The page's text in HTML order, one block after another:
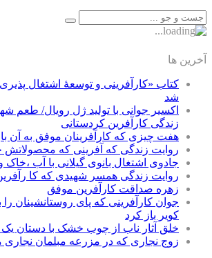
آخرین ها
کتاب «کارآفرینی و توسعۀ اشتغال
شد
اکسیر جوانی با تولید ژل رویال/ طعم
زندگی کارآفرین کردستانی
هفت چیزی که کارآفرینان موفق به آن
روایت زندگی که آفرینی که محصولاتش
جادوی اشتغال بانوی گیلانی با آب ،خاک
روایت زندگی همسر شهیدی که کا
زهره صداقت کارآفرین موفق
جوان کارآفرینی که پای روستانشینان
کویر باز کرد
خلق آثار ناب از چوب خشک با دستان یک
زوج نجاری که در مزرعه مبلمان نجاری